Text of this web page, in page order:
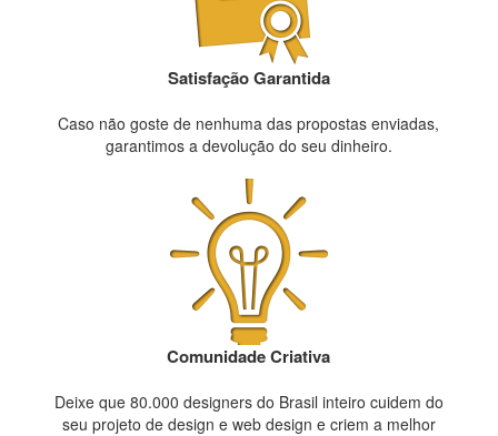
Satisfação Garantida
Caso não goste de nenhuma das propostas enviadas,
garantimos a devolução do seu dinheiro.
Comunidade Criativa
Deixe que 80.000 designers do Brasil inteiro cuidem do
seu projeto de design e web design e criem a melhor